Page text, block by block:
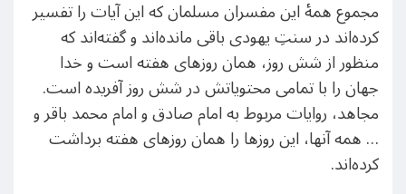
مجموع همۀ این مفسران مسلمان که این آیات را تفسیر
کرده‌اند در سنتِ یهودی باقی مانده‌اند و گفته‌اند که
منظور از شش روز، همان روزهای هفته است و خدا
جهان را با تمامی محتویاتش در شش روز آفریده است.
مجاهد، روایات مربوط به امام صادق و امام محمد باقر و
… همه آنها، این روزها را همان روزهای هفته برداشت
کرده‌اند.